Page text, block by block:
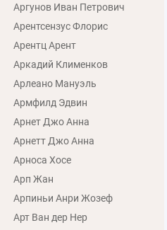
Аргунов Иван Петрович
Арентсензус Флорис
Арентц Арент
Аркадий Клименков
Арлеано Мануэль
Армфилд Эдвин
Арнет Джо Анна
Арнетт Джо Анна
Арноса Хосе
Арп Жан
Арпиньи Анри Жозеф
Арт Ван дер Нер